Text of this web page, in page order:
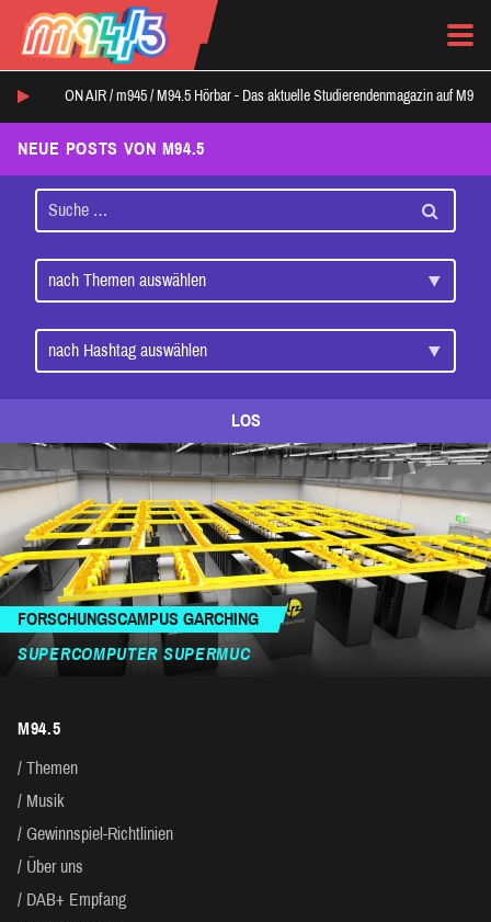
ON AIR / m945 / M94.5 Hörbar - Das aktuelle Studierendenmagazin auf M94.5
NEUE POSTS VON M94.5
LOS
FORSCHUNGSCAMPUS GARCHING
SUPERCOMPUTER SUPERMUC
M94.5
Themen
Musik
Gewinnspiel-Richtlinien
Über uns
DAB+ Empfang